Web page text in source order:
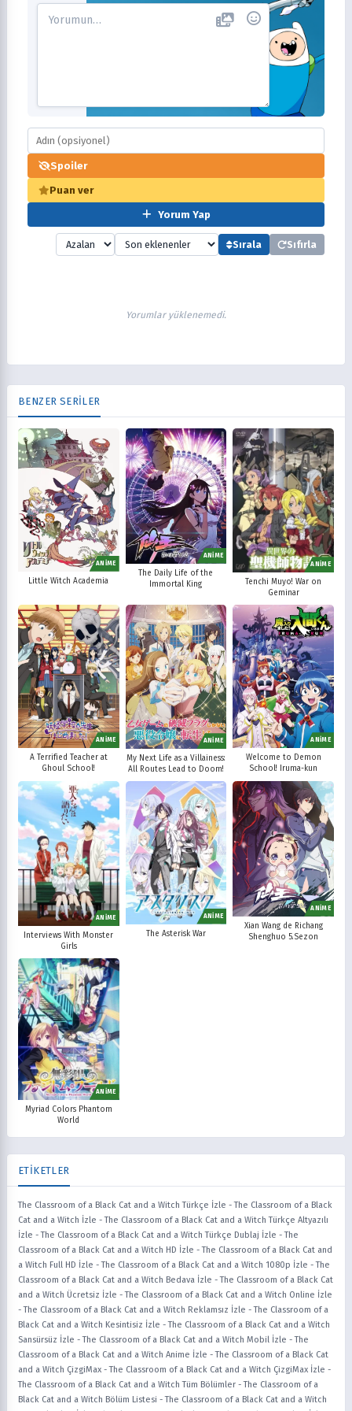
Spoiler
Puan ver
Yorum Yap
Sırala Sıfırla
Yorumlar yüklenemedi.
BENZER SERİLER
ANİME
Little Witch Academia
ANİME
The Daily Life of the
Immortal King
ANİME
Tenchi Muyo! War on
Geminar
ANİME
A Terrified Teacher at
Ghoul School!
ANİME
My Next Life as a Villainess:
All Routes Lead to Doom!
ANİME
Welcome to Demon
School! Iruma-kun
ANİME
Interviews With Monster
Girls
ANİME
The Asterisk War
ANİME
Xian Wang de Richang
Shenghuo 5.Sezon
ANİME
Myriad Colors Phantom
World
ETİKETLER
The Classroom of a Black Cat and a Witch Türkçe İzle -The Classroom of a Black
Cat and a Witch İzle -The Classroom of a Black Cat and a Witch Türkçe Altyazılı
İzle -The Classroom of a Black Cat and a Witch Türkçe Dublaj İzle -The
Classroom of a Black Cat and a Witch HD İzle -The Classroom of a Black Cat and
a Witch Full HD İzle -The Classroom of a Black Cat and a Witch 1080p İzle -The
Classroom of a Black Cat and a Witch Bedava İzle -The Classroom of a Black Cat
and a Witch Ücretsiz İzle -The Classroom of a Black Cat and a Witch Online İzle
-The Classroom of a Black Cat and a Witch Reklamsız İzle -The Classroom of a
Black Cat and a Witch Kesintisiz İzle -The Classroom of a Black Cat and a Witch
Sansürsüz İzle -The Classroom of a Black Cat and a Witch Mobil İzle -The
Classroom of a Black Cat and a Witch Anime İzle -The Classroom of a Black Cat
and a Witch ÇizgiMax -The Classroom of a Black Cat and a Witch ÇizgiMax İzle -
The Classroom of a Black Cat and a Witch Tüm Bölümler -The Classroom of a
Black Cat and a Witch Bölüm Listesi -The Classroom of a Black Cat and a Witch